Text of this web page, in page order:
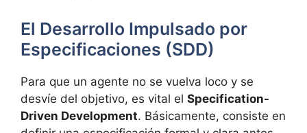
El Desarrollo Impulsado por
Especificaciones (SDD)
Para que un agente no se vuelva loco y se
desvíe del objetivo, es vital el Specification-
Driven Development. Básicamente, consiste en